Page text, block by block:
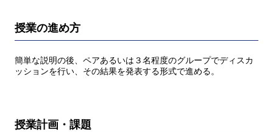
授業の進め方
簡単な説明の後、ペアあるいは３名程度のグループでディスカ
ッションを行い、その結果を発表する形式で進める。
授業計画・課題